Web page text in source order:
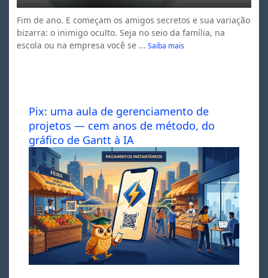
Fim de ano. E começam os amigos secretos e sua variação
bizarra: o inimigo oculto. Seja no seio da família, na
escola ou na empresa você se ... Saiba mais
Pix: uma aula de gerenciamento de
projetos — cem anos de método, do
gráfico de Gantt à IA